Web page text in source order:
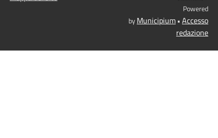
Powered
byMunicipium• Accesso
redazione